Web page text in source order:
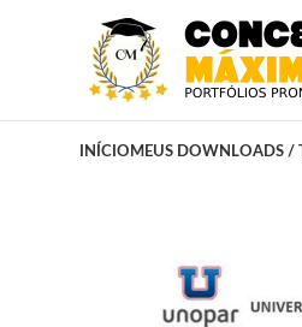
INÍCIO MEUS DOWNLOADS /